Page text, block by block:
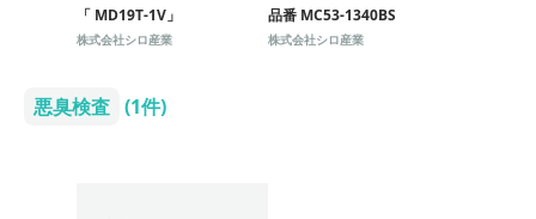
「 MD19T-1V」
株式会社シロ産業
品番 MC53-1340BS
株式会社シロ産業
悪臭検査 (1件)